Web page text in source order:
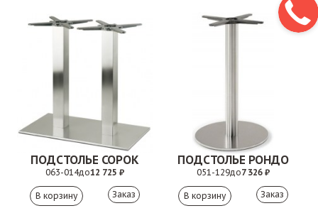
ПОДСТОЛЬЕ СОРОК
063-014до12 725 ₽
Заказ
ПОДСТОЛЬЕ РОНДО
051-129до7 326 ₽
Заказ